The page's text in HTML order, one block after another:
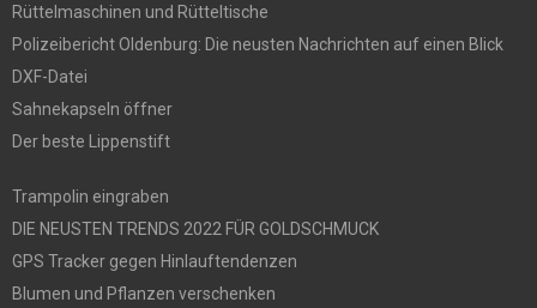
Rüttelmaschinen und Rütteltische
Polizeibericht Oldenburg: Die neusten Nachrichten auf einen Blick
DXF-Datei
Sahnekapseln öffner
Der beste Lippenstift
Trampolin eingraben
DIE NEUSTEN TRENDS 2022 FÜR GOLDSCHMUCK
GPS Tracker gegen Hinlauftendenzen
Blumen und Pflanzen verschenken